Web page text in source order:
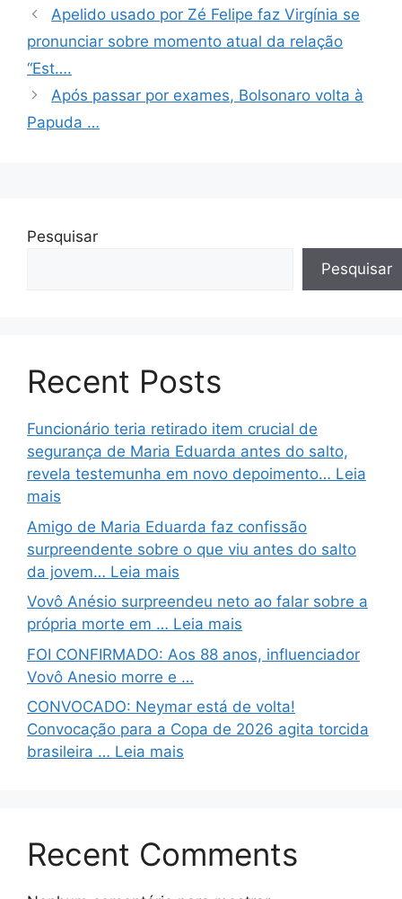
Apelido usado por Zé Felipe faz Virgínia se
pronunciar sobre momento atual da relação
“Est….
Após passar por exames, Bolsonaro volta à
Papuda …
Pesquisar
Pesquisar
Recent Posts
Funcionário teria retirado item crucial de
segurança de Maria Eduarda antes do salto,
revela testemunha em novo depoimento… Leia
mais
Amigo de Maria Eduarda faz confissão
surpreendente sobre o que viu antes do salto
da jovem… Leia mais
Vovô Anésio surpreendeu neto ao falar sobre a
própria morte em … Leia mais
FOI CONFIRMADO: Aos 88 anos, influenciador
Vovô Anesio morre e …
CONVOCADO: Neymar está de volta!
Convocação para a Copa de 2026 agita torcida
brasileira … Leia mais
Recent Comments